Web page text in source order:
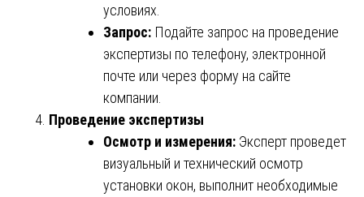
условиях.
Запрос: Подайте запрос на проведение
экспертизы по телефону, электронной
почте или через форму на сайте
компании.
Проведение экспертизы
Осмотр и измерения: Эксперт проведет
визуальный и технический осмотр
установки окон, выполнит необходимые